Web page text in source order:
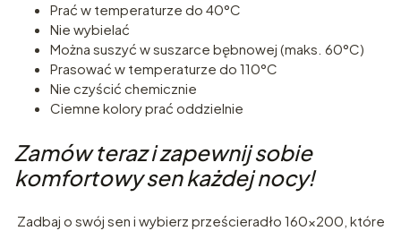
Prać w temperaturze do 40°C
Nie wybielać
Można suszyć w suszarce bębnowej (maks. 60°C)
Prasować w temperaturze do 110°C
Nie czyścić chemicznie
Ciemne kolory prać oddzielnie
Zamów teraz i zapewnij sobie
komfortowy sen każdej nocy!
Zadbaj o swój sen i wybierz prześcieradło 160x200, które